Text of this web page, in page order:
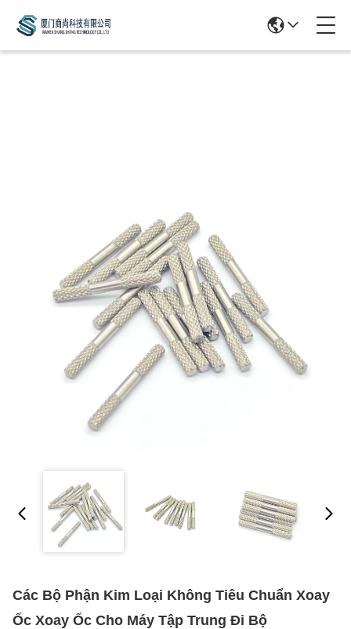
Các Bộ Phận Kim Loại Không Tiêu Chuẩn Xoay
Ốc Xoay Ốc Cho Máy Tập Trung Đi Bộ